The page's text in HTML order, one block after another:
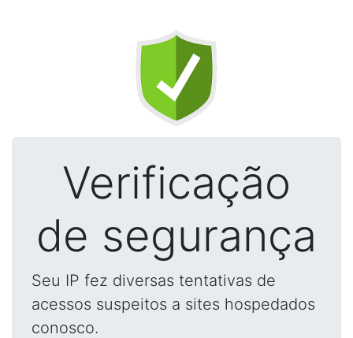
Verificação
de segurança
Seu IP fez diversas tentativas de
acessos suspeitos a sites hospedados
conosco.